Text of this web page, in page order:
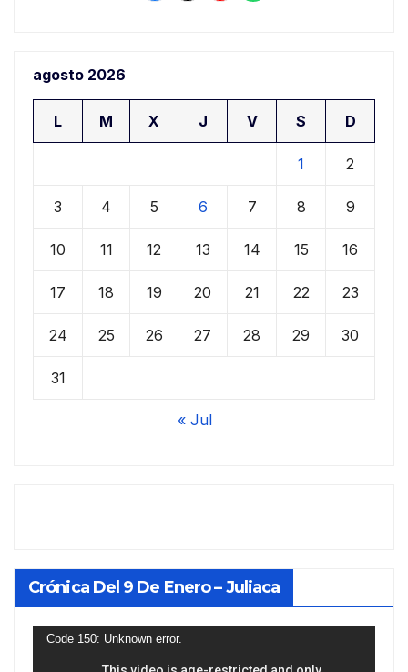
agosto 2026
L M X J V S D
1 2
3 4 5 6 7 8 9
10 11 12 13 14 15 16
17 18 19 20 21 22 23
24 25 26 27 28 29 30
31
« Jul
Crónica Del 9 De Enero – Juliaca
Reproductor
Code 150: Unknown error.